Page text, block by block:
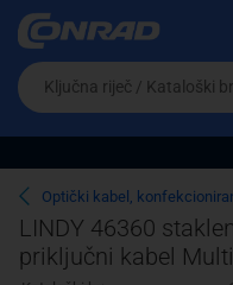
Ova postavka
cijene vašim
Pravno lice
Da
biste
potražili
proizvod,
unesite
ključnu
riječ,
kataloški
broj,
EAN
Optički kabel,
LINDY 46360
priključni kabel